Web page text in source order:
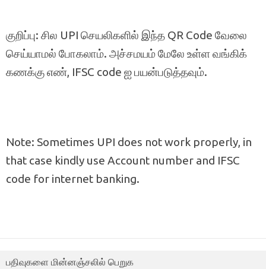
குறிப்பு: சில UPI செயலிகளில் இந்த QR Code வேலை
செய்யாமல் போகலாம். அச்சமயம் மேலே உள்ள வங்கிக்
கணக்கு எண், IFSC code ஐ பயன்படுத்தவும்.
Note: Sometimes UPI does not work properly, in
that case kindly use Account number and IFSC
code for internet banking.
பதிவுகளை மின்னஞ்சலில் பெறுக